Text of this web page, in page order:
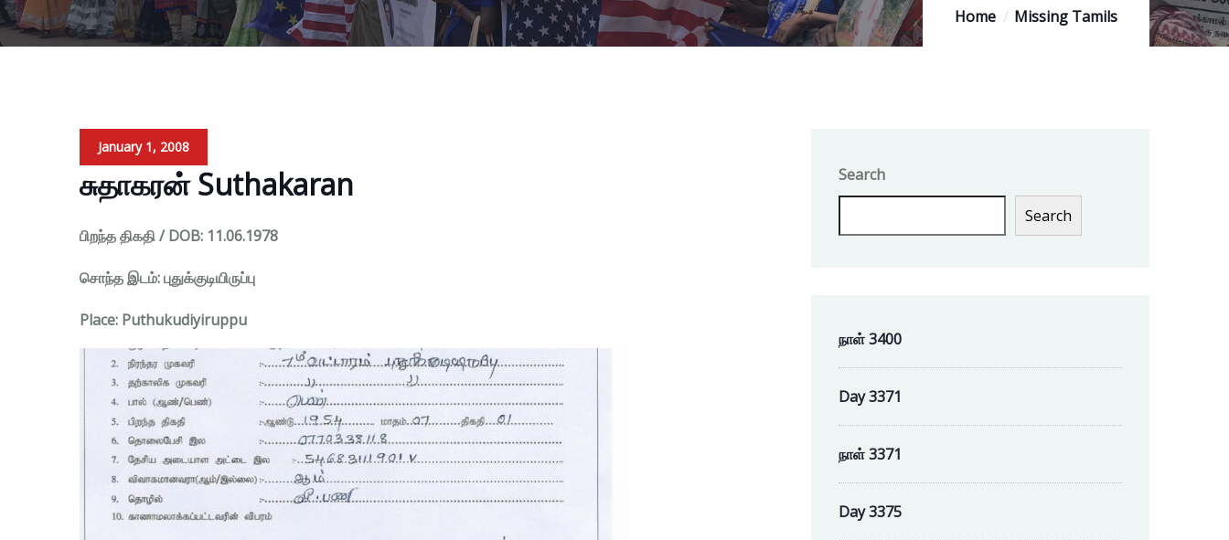
Home Missing Tamils
January 1, 2008
சுதாகரன் Suthakaran
பிறந்த திகதி / DOB: 11.06.1978
சொந்த இடம்: புதுக்குடியிருப்பு
Place: Puthukudiyiruppu
Search
Search
நாள் 3400
Day 3371
நாள் 3371
Day 3375